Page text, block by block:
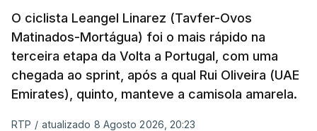
O ciclista Leangel Linarez (Tavfer-Ovos
Matinados-Mortágua) foi o mais rápido na
terceira etapa da Volta a Portugal, com uma
chegada ao sprint, após a qual Rui Oliveira (UAE
Emirates), quinto, manteve a camisola amarela.
RTP / atualizado 8 Agosto 2026, 20:23